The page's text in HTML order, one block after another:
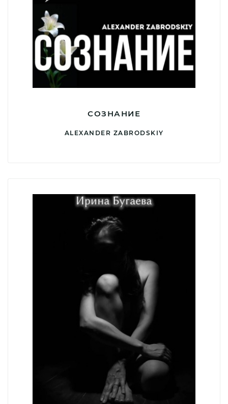
СОЗНАНИЕ
ALEXANDER ZABRODSKIY